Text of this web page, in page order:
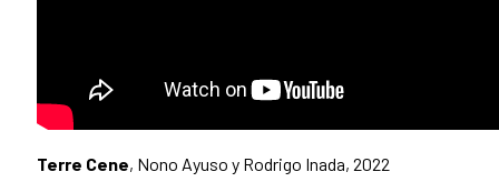
Terre Cene, Nono Ayuso y Rodrigo Inada, 2022